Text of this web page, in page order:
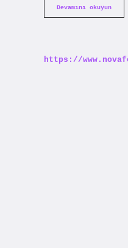
Devamını okuyun
https://